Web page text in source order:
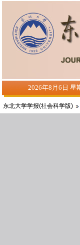
东北大学学报(社会科学版)